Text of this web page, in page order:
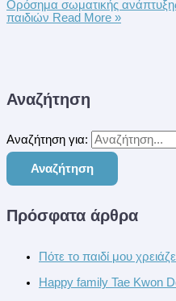
Ορόσημα σωματικής ανάπτυξης
παιδιών Read More »
Αναζήτηση
Αναζήτηση για:
Πρόσφατα άρθρα
Πότε το παιδί μου
Happy family Tae Kwon